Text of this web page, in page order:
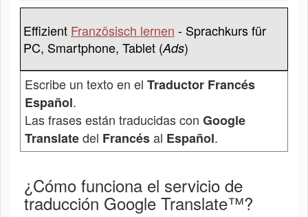
Effizient Französisch lernen - Sprachkurs für
PC, Smartphone, Tablet (Ads)
Escribe un texto en el Traductor Francés
Español.
Las frases están traducidas con Google
Translatedel Francésal Español.
¿Cómo funciona el servicio de
traducción Google Translate™?